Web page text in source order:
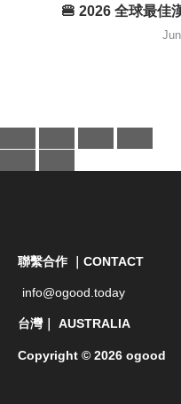
🍔 2026 全球最佳
聯繫合作 ｜CONTACT
info@ogood.today
台灣｜ AUSTRALIA
Copyright © 2026 ogood